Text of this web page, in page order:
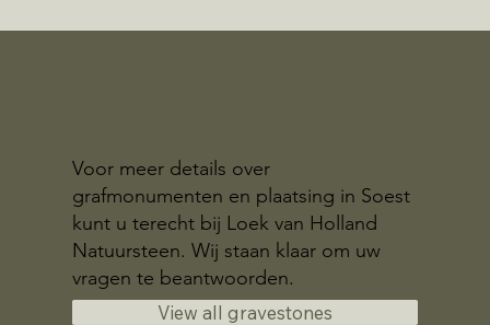
Voor meer details over
grafmonumenten en plaatsing in Soest
kunt u terecht bij Loek van Holland
Natuursteen. Wij staan klaar om uw
vragen te beantwoorden.
View all gravestones